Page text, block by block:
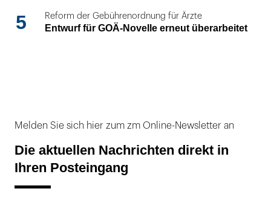
5 Reform der Gebührenordnung für Ärzte
Entwurf für GOÄ-Novelle erneut überarbeitet
Melden Sie sich hier zum zm Online-Newsletter an
Die aktuellen Nachrichten direkt in
Ihren Posteingang